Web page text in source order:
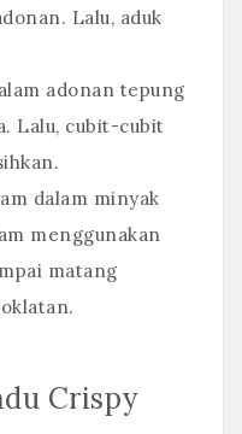
Lalu, aduk
adonan tepung
Lalu, cubit-cubit
dalam minyak
menggunakan
matang
Crispy